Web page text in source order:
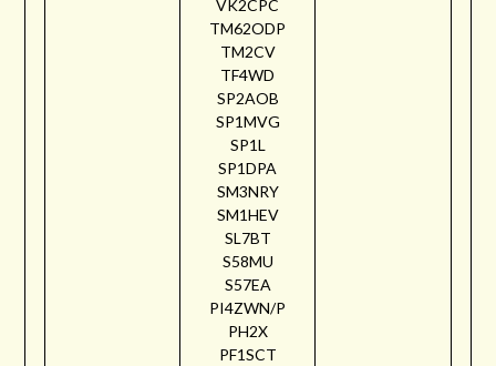
VK2CPC
TM62ODP
TM2CV
TF4WD
SP2AOB
SP1MVG
SP1L
SP1DPA
SM3NRY
SM1HEV
SL7BT
S58MU
S57EA
PI4ZWN/P
PH2X
PF1SCT